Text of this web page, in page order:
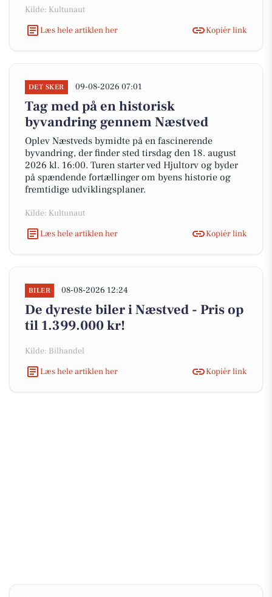
Kilde: Kultunaut
Læs hele artiklen her
Kopiér link
DET SKER 09-08-2026 07:01
Tag med på en historisk
byvandring gennem Næstved
Oplev Næstveds bymidte på en fascinerende
byvandring, der finder sted tirsdag den 18. august
2026 kl. 16:00. Turen starter ved Hjultorv og byder
på spændende fortællinger om byens historie og
fremtidige udviklingsplaner.
Kilde: Kultunaut
Læs hele artiklen her
Kopiér link
BILER 08-08-2026 12:24
De dyreste biler i Næstved - Pris op
til 1.399.000 kr!
Kilde: Bilhandel
Læs hele artiklen her
Kopiér link